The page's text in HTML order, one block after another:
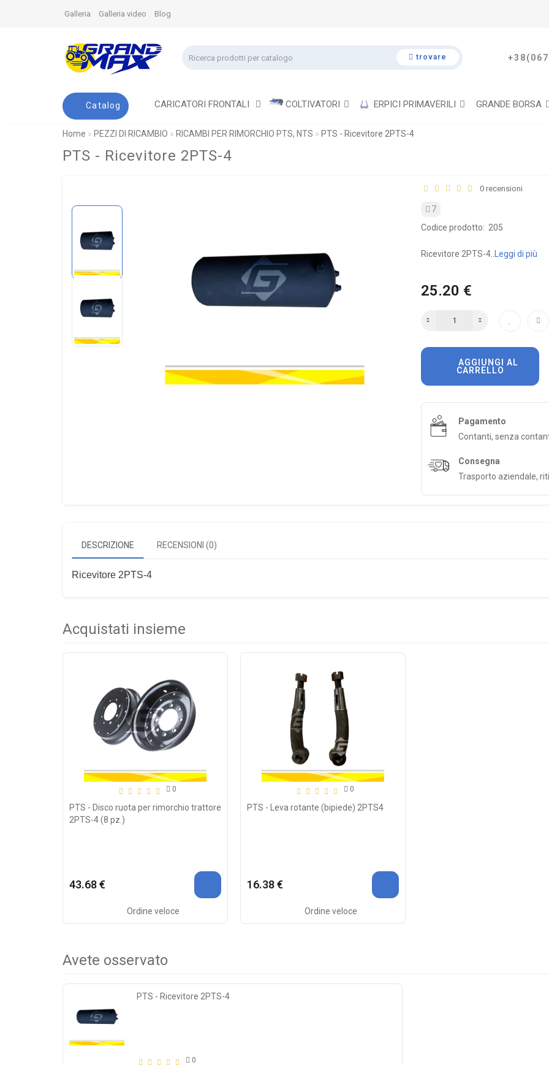
Galleria Galleria video Blog
trovare
Catalog CARICATORI FRONTALI COLTIVATORI ERPICI PRIMAVERILI GRANDE BORSA
Home PEZZI DI RICAMBIO RICAMBI PER RIMORCHIO PTS, NTS PTS - Ricevitore 2PTS-4
PTS - Ricevitore 2PTS-4
0 recensioni
7
Codice prodotto: 205
Ricevitore 2PTS-4.. Leggi di più
25.20 €
CARRELLO
Pagamento
Contanti, senza
Consegna
Trasporto aziendale,
DESCRIZIONE RECENSIONI (0)
Ricevitore 2PTS-4
Acquistati insieme
0
PTS - Disco ruota per rimorchio trattore
2PTS-4 (8 pz.)
43.68 €
Ordine veloce
0
PTS - Leva rotante (bipiede) 2PTS4
16.38 €
Ordine veloce
Avete osservato
PTS - Ricevitore 2PTS-4
0